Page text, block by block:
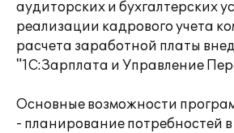
аудиторских и бухгалтерских
реализации кадрового учета
расчета заработной платы
"1С:Зарплата и Управление
Основные возможности
- планирование потребностей